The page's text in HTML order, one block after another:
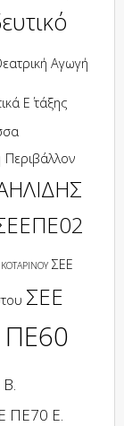
Αγωγή
Ε΄ τάξης
Περιβάλλον
ΣΕΕ
ΣΕΕ
ΠΕ60
ΠΕ70 Ε.